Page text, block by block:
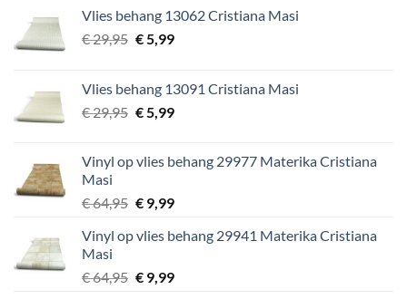
Vlies behang 13062 Cristiana Masi
€29,95 Oorspronkelijke
€ 29,95.
€5,99Huidige
€ 5,99.
Vlies behang 13091 Cristiana Masi
€29,95 Oorspronkelijke
€ 29,95.
€5,99Huidige
€ 5,99.
Vinyl op vlies behang 29977 Materika Cristiana
Masi
€64,95 Oorspronkelijke
was:
€9,99Huidige
is:
Vinyl op vlies behang 29941 Materika Cristiana
Masi
€64,95 Oorspronkelijke
€9,99Huidige